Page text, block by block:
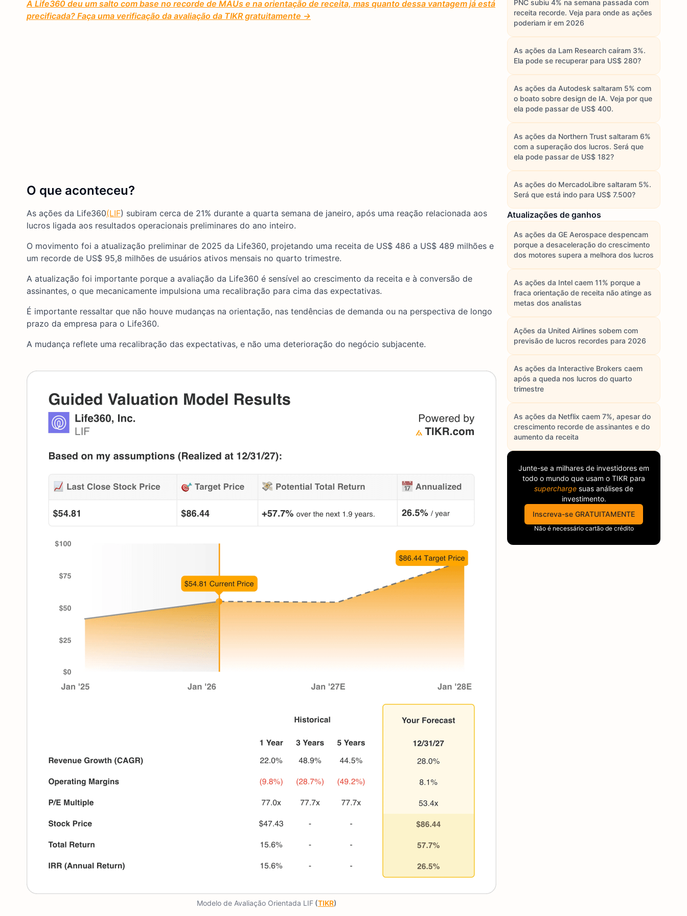
A Life360 deu um salto com base no recorde de MAUs e na orientação de receita, mas quanto dessa vantagem já está
precificada? Faça uma verificação da avaliação da TIKR gratuitamente →
O que aconteceu?
As ações da Life360(LIF) subiram cerca de 21% durante a quarta semana de janeiro, após uma reação relacionada aos
lucros ligada aos resultados operacionais preliminares do ano inteiro.
O movimento foi a atualização preliminar de 2025 da Life360, projetando uma receita de US$ 486 a US$ 489 milhões e
um recorde de US$ 95,8 milhões de usuários ativos mensais no quarto trimestre.
A atualização foi importante porque a avaliação da Life360 é sensível ao crescimento da receita e à conversão de
assinantes, o que mecanicamente impulsiona uma recalibração para cima das expectativas.
É importante ressaltar que não houve mudanças na orientação, nas tendências de demanda ou na perspectiva de longo
prazo da empresa para o Life360.
A mudança reflete uma recalibração das expectativas, e não uma deterioração do negócio subjacente.
Modelo de Avaliação Orientada LIF (TIKR)
PNC subiu 4% na semana passada com
receita recorde. Veja para onde as ações
poderiam ir em 2026
As ações da Lam Research caíram 3%.
Ela pode se recuperar para US$ 280?
As ações da Autodesk saltaram 5% com
o boato sobre design de IA. Veja por que
ela pode passar de US$ 400.
As ações da Northern Trust saltaram 6%
com a superação dos lucros. Será que
ela pode passar de US$ 182?
As ações do MercadoLibre saltaram 5%.
Será que está indo para US$ 7.500?
Atualizações de ganhos
As ações da GE Aerospace despencam
porque a desaceleração do crescimento
dos motores supera a melhora dos lucros
As ações da Intel caem 11% porque a
fraca orientação de receita não atinge as
metas dos analistas
Ações da United Airlines sobem com
previsão de lucros recordes para 2026
As ações da Interactive Brokers caem
após a queda nos lucros do quarto
trimestre
As ações da Netflix caem 7%, apesar do
crescimento recorde de assinantes e do
aumento da receita
Junte-se a milhares de investidores em
todo o mundo que usam o TIKR para
supercharge suas análises de
investimento.
Inscreva-se GRATUITAMENTE
Não é necessário cartão de crédito